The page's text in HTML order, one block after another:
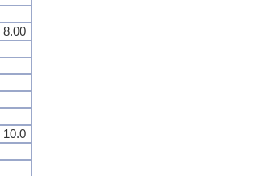
8.00
10.0